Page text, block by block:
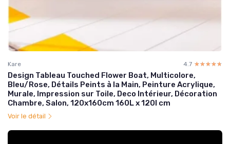
Kare 4.7 ☆☆☆☆☆
★★★★★
Design Tableau Touched Flower Boat, Multicolore,
Bleu/Rose, Détails Peints à la Main, Peinture Acrylique,
Murale, Impression sur Toile, Deco Intérieur, Décoration
Chambre, Salon, 120x160cm 160L x 120l cm
Voir le détail